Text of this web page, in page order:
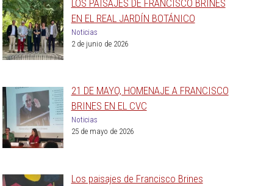
LOS PAISAJES DE FRANCISCO BRINES
EN EL REAL JARDÍN BOTÁNICO
Noticias
2 de junio de 2026
21 DE MAYO, HOMENAJE A FRANCISCO
BRINES EN EL CVC
Noticias
25 de mayo de 2026
Los paisajes de Francisco Brines